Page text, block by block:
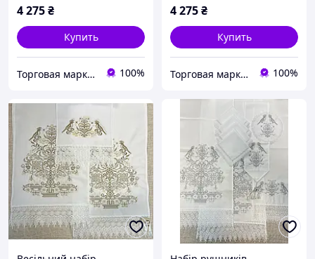
4 275₴
Купить
Торговая марка "Світ вишивки" Рівненський виробник вишитих виробів 100%
4 275₴
Купить
Торговая марка "Світ вишивки" Рівненський виробник вишитих виробів 100%